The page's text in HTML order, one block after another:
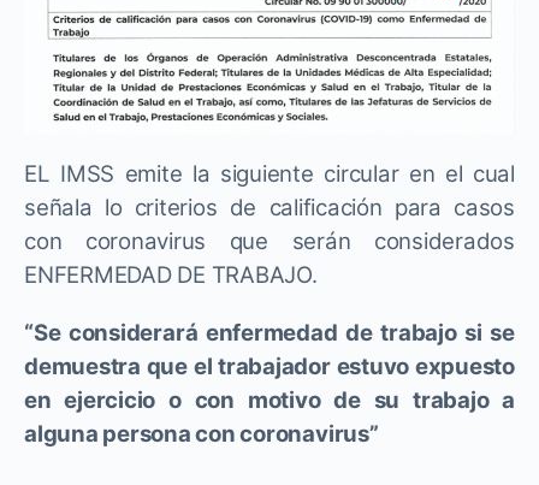
EL IMSS emite la siguiente circular en el cual
señala lo criterios de calificación para casos
con coronavirus que serán considerados
ENFERMEDAD DE TRABAJO.
“Se considerará enfermedad de trabajo si se
demuestra que el trabajador estuvo expuesto
en ejercicio o con motivo de su trabajo a
alguna persona con coronavirus”